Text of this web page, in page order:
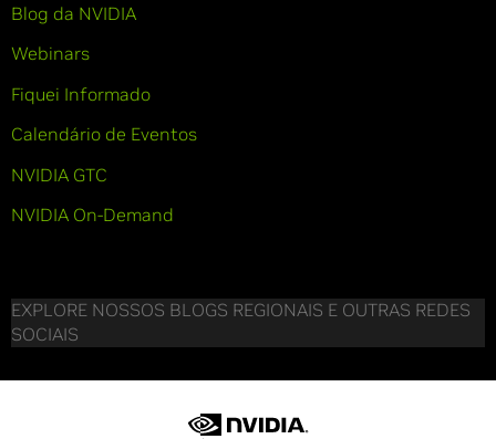
Blog da NVIDIA
Webinars
Fiquei Informado
Calendário de Eventos
NVIDIA GTC
NVIDIA On-Demand
EXPLORE NOSSOS BLOGS REGIONAIS E OUTRAS REDES
SOCIAIS